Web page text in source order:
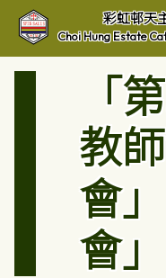
彩虹邨天
Choi Hung Estate
「
教
會
會」